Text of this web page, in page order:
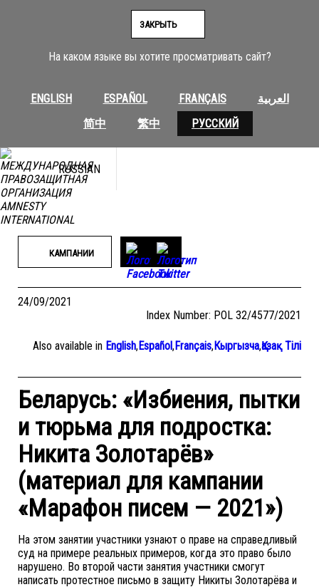
На каком языке вы хотите просматривать сайт?
ENGLISH ESPAÑOL FRANÇAIS
العربية
简中
繁中 РУССКИЙ
ЗАКРЫТЬ
RUSSIAN
КАМПАНИИ
24/09/2021
Index Number: POL 32/4577/2021
Also available in English,Español,Français,Кыргызча,Қазақ Тілі
Беларусь: «Избиения, пытки
и тюрьма для подростка:
Никита Золотарёв»
(материал для кампании
«Марафон писем — 2021»)
На этом занятии участники узнают о праве на справедливый
суд на примере реальных примеров, когда это право было
нарушено. Во второй части занятия участники смогут
написать протестное письмо в защиту Никиты Золотарёва и